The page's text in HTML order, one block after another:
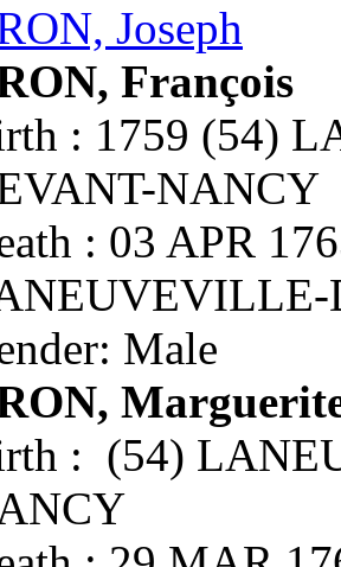
Joseph
François
: 1759 (54)
NANCY
: 03 APR
Male
: (54)